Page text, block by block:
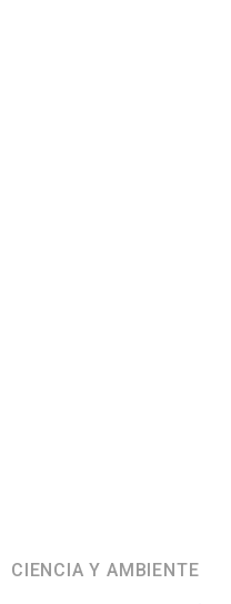
CIENCIA Y AMBIENTE